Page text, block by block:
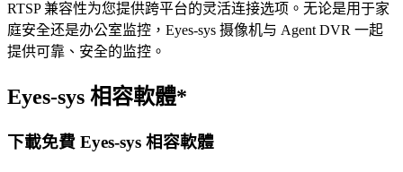
RTSP 兼容性为您提供跨平台的灵活连接选项。无论是用于家
庭安全还是办公室监控，Eyes-sys 摄像机与 Agent DVR 一起
提供可靠、安全的监控。
Eyes-sys 相容軟體*
下載免費 Eyes-sys 相容軟體